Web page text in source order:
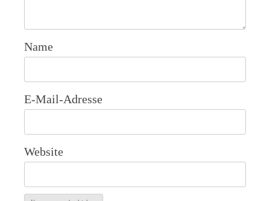
Name
E-Mail-Adresse
Website